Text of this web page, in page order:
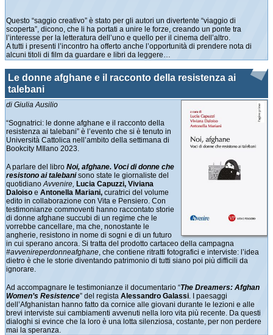
Questo “saggio creativo” è stato per gli autori un divertente “viaggio di
scoperta”, dicono, che li ha portati a unire le forze, creando un ponte tra
l’interesse per la letteratura dell’uno e quello per il cinema dell’altro.
A tutti i presenti l’incontro ha offerto anche l’opportunità di prendere nota di
alcuni titoli di film da guardare e libri da leggere…
Le donne afghane e il racconto della resistenza ai
talebani
di Giulia Ausilio
“Sognatrici: le donne afghane e il racconto della
resistenza ai talebani” è l’evento che si è tenuto in
Università Cattolica nell’ambito della settimana di
Bookcity MIlano 2023.
A parlare del libro Noi, afghane. Voci di donne che
resistono ai talebanisono state le giornaliste del
quotidiano Avvenire, Lucia Capuzzi, Viviana
Daloiso e Antonella Mariani, curatrici del volume
edito in collaborazione con Vita e Pensiero. Con
testimonianze commoventi hanno raccontato storie
di donne afghane succubi di un regime che le
vorrebbe cancellare, ma che, nonostante le
angherie, resistono in nome di sogni e di un futuro
in cui sperano ancora. Si tratta del prodotto cartaceo della campagna
#avvenireperdonneafghane , che contiene ritratti fotografici e interviste: l’idea
dietro è che le storie diventando patrimonio di tutti siano poi più difficili da
ignorare.
Ad accompagnare le testimonianze il documentario “The Dreamers: Afghan
Women’s Resistence” del regista Alessandro Galassi . I paesaggi
dell’Afghanistan hanno fatto da cornice alle giovani durante le lezioni e alle
brevi interviste sui cambiamenti avvenuti nella loro vita più recente. Da questi
dialoghi si evince che la loro è una lotta silenziosa, costante, per non perdere
mai la speranza.